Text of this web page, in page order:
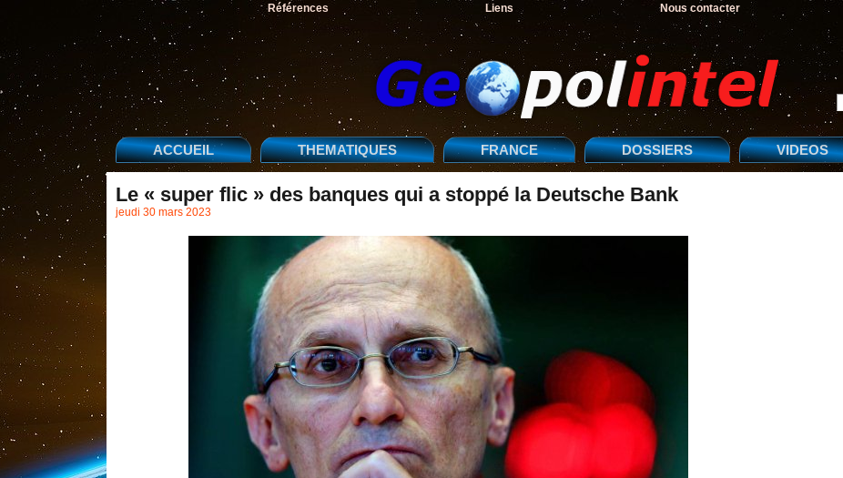
Références Liens Nous contacter
ACCUEIL THEMATIQUES FRANCE DOSSIERS VIDEOS
Le « super flic » des banques qui a stoppé la Deutsche Bank
jeudi 30 mars 2023